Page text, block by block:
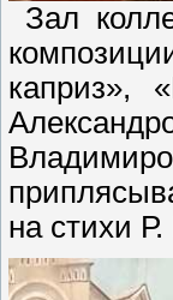
Зал
каприз»,
на стихи